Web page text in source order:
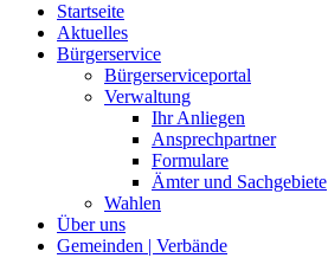
Startseite
Aktuelles
Bürgerservice
Bürgerserviceportal
Verwaltung
Ihr Anliegen
Ansprechpartner
Formulare
Ämter und Sachgebiete
Wahlen
Über uns
Gemeinden | Verbände